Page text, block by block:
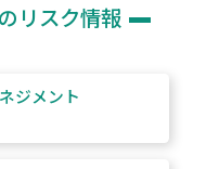
リスク情報
ジメント